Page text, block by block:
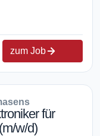
zum Job
für
w/d)